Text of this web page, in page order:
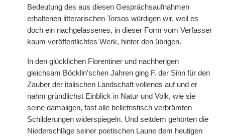
Bedeutung des aus diesen Gesprächsaufnahmen
erhaltenen litterarischen Torsos würdigen wir, weil es
doch ein nachgelassenes, in dieser Form vom Verfasser
kaum veröffentlichtes Werk, hinter den übrigen.
In den glücklichen Florentiner und nachherigen
gleichsam Böcklin’schen Jahren ging F. der Sinn für den
Zauber der italischen Landschaft vollends auf und er
nahm gründlichst Einblick in Natur und Volk, wie sie
seine damaligen, fast alle belletristisch verbrämten
Schilderungen widerspiegeln. Und seitdem gehörten die
Niederschläge seiner poetischen Laune dem heutigen